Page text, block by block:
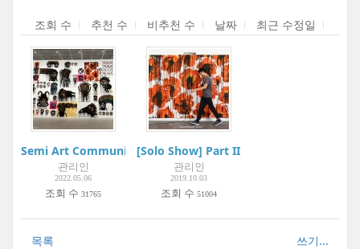
조회 수 추천 수 비추천 수 날짜 최근 수정일
Semi Art Community Project:Boogie Woogie Art Museum |
관리인
2022.05.06
조회 수 31765
[Solo Show] Part II : 드로잉 Drawing |
관리인
2019.10.03
조회 수 51004
쓰기...
목록